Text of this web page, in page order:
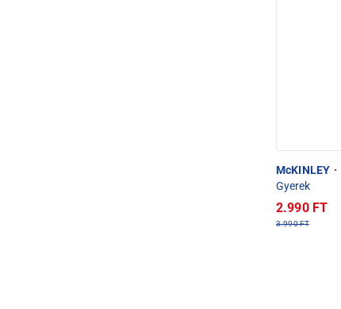
McKINLEY ·
Gyerek
2.990 FT
3.990 FT